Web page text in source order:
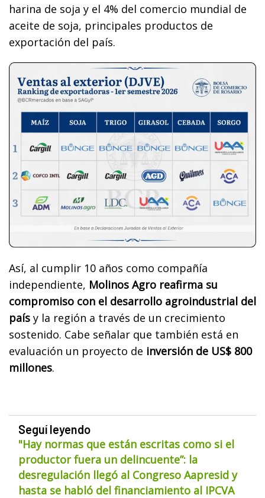
harina de soja y el 4% del comercio mundial de
aceite de soja, principales productos de
exportación del país.
Así, al cumplir 10 años como compañía
independiente, Molinos Agro reafirma su
compromiso con el desarrollo agroindustrial del
país y la región a través de un crecimiento
sostenido. Cabe señalar que también está en
evaluación un proyecto de inversión de US$ 800
millones.
Seguí leyendo
"Hay normas que están escritas como si el
productor fuera un delincuente”: la
desregulación llegó al Congreso Aapresid y
hasta se habló del financiamiento al IPCVA